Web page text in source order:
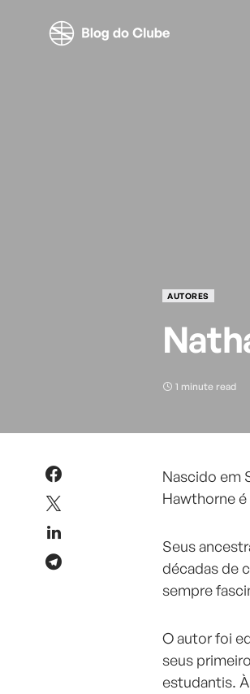
AUTORES
1 minute read
Nascido em
Hawthorne
Seus
décadas de
sempre
O autor foi
seus
estudantis.